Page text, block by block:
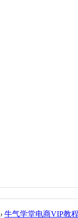
› 牛气学堂电商VIP教